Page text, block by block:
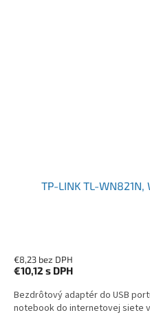
TP-LINK TL-
€8,23 bez DPH
€10,12 s DPH
Bezdrôtový adaptér do USB
notebook do internetovej siete